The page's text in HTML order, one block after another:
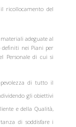
ricollocamento del
adeguate al
definiti nei Piani per
Personale di cui si
di tutto il
gli obiettivi
e della Qualità,
di soddisfare i